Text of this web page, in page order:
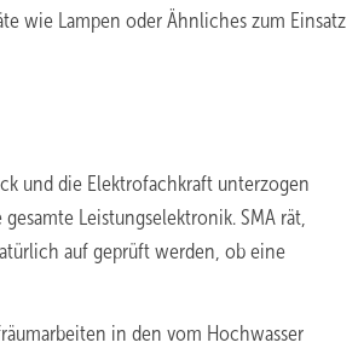
wie Lampen oder Ähnliches zum Einsatz
und die Elektrofachkraft unterzogen
Leistungselektronik. SMA rät,
auf geprüft werden, ob eine
in den vom Hochwasser